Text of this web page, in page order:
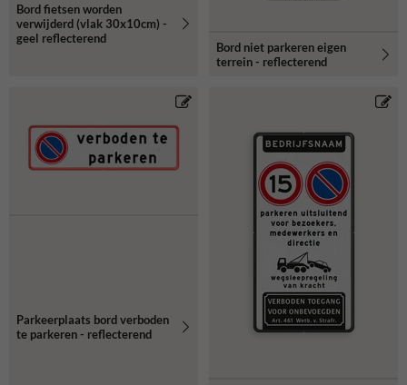
Bord fietsen worden
verwijderd (vlak 30x10cm) -
geel reflecterend
Bord niet parkeren eigen
terrein - reflecterend
Parkeerplaats bord verboden
te parkeren - reflecterend